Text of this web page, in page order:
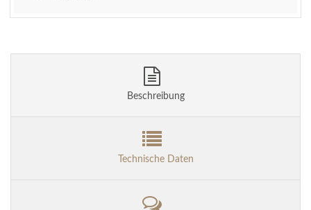
Beschreibung
Technische Daten